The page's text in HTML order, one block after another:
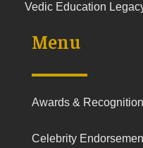
Vedic Education
Menu
Awards &
Celebrity